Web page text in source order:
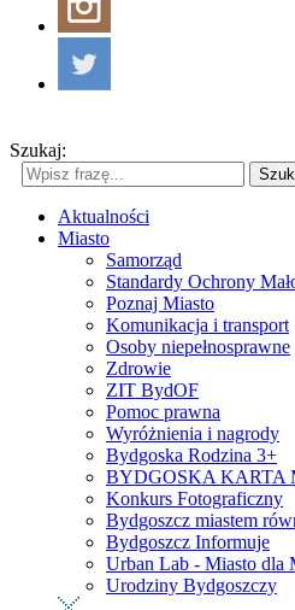
Szukaj:
Aktualności
Miasto
Samorząd
Standardy Ochrony
Poznaj Miasto
Komunikacja i transport
Osoby niepełnosprawne
Zdrowie
ZIT BydOF
Pomoc prawna
Wyróżnienia i nagrody
Bydgoska Rodzina 3+
BYDGOSKA KARTA
Konkurs Fotograficzny
Bydgoszcz miastem
Bydgoszcz Informuje
Urban Lab - Miasto dla
Urodziny Bydgoszczy